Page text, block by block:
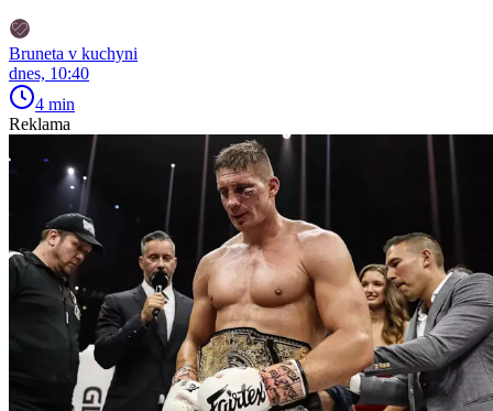
Bruneta v kuchyni
dnes, 10:40
4 min
Reklama